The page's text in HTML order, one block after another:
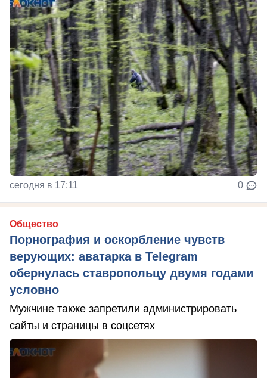
сегодня в 17:11 0
Общество
Порнография и оскорбление чувств
верующих: аватарка в Telegram
обернулась ставропольцу двумя годами
условно
Мужчине также запретили администрировать
сайты и страницы в соцсетях